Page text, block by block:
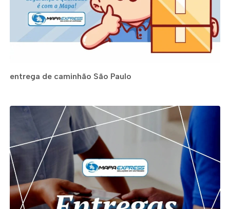
entrega de caminhão São Paulo